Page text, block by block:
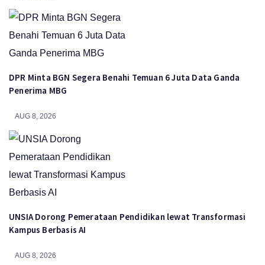
DPR Minta BGN Segera Benahi Temuan 6 Juta Data Ganda
Penerima MBG
AUG 8, 2026
UNSIA Dorong Pemerataan Pendidikan lewat Transformasi
Kampus Berbasis AI
AUG 8, 2026